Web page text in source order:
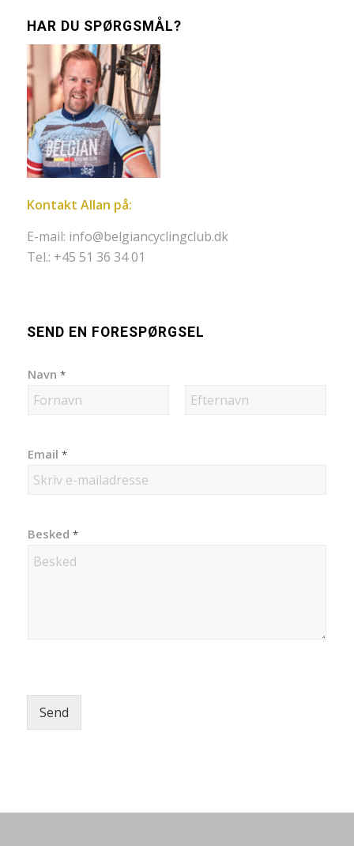
HAR DU SPØRGSMÅL?
Kontakt Allan på:
E-mail: info@belgiancyclingclub.dk
Tel.: +45 51 36 34 01
SEND EN FORESPØRGSEL
Navn *
Email *
Besked *
Send